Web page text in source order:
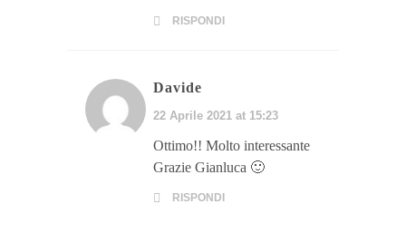
RISPONDI
Davide
22 Aprile 2021 at 15:23
Ottimo!! Molto interessante
Grazie Gianluca 🙂
RISPONDI